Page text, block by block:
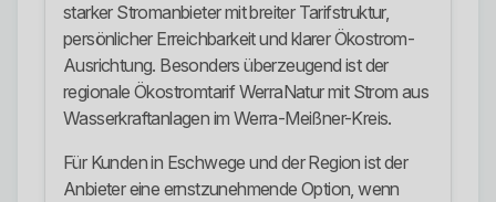
starker Stromanbieter mit breiter Tarifstruktur,
persönlicher Erreichbarkeit und klarer Ökostrom-
Ausrichtung. Besonders überzeugend ist der
regionale Ökostromtarif WerraNatur mit Strom aus
Wasserkraftanlagen im Werra-Meißner-Kreis.
Für Kunden in Eschwege und der Region ist der
Anbieter eine ernstzunehmende Option, wenn